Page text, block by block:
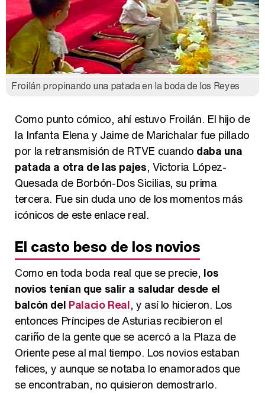
Froilán propinando una patada en la boda de los Reyes
Como punto cómico, ahí estuvo Froilán. El hijo de
la Infanta Elena y Jaime de Marichalar fue pillado
por la retransmisión de RTVE cuando daba una
patada a otra de las pajes, Victoria López-
Quesada de Borbón-Dos Sicilias, su prima
tercera. Fue sin duda uno de los momentos más
icónicos de este enlace real.
El casto beso de los novios
Como en toda boda real que se precie, los
novios tenían que salir a saludar desde el
balcón del Palacio Real, y así lo hicieron. Los
entonces Príncipes de Asturias recibieron el
cariño de la gente que se acercó a la Plaza de
Oriente pese al mal tiempo. Los novios estaban
felices, y aunque se notaba lo enamorados que
se encontraban, no quisieron demostrarlo.